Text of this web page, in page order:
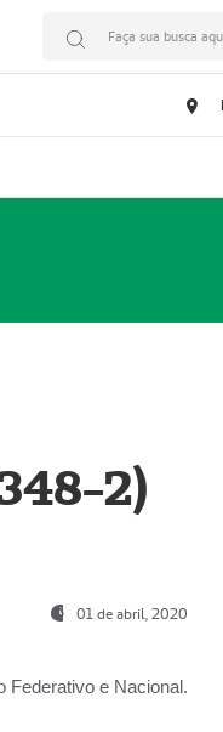
Faça sua busca
2)
01 de abril, 2020
Federativo e Nacional.